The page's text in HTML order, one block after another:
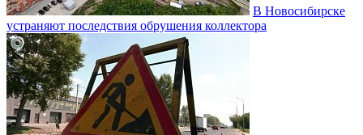
В Новосибирске
устраняют последствия обрушения коллектора